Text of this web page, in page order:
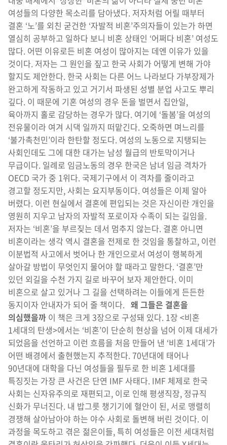
여성들의 다양한 목소리를 담아냈다. 저자처럼 어릴 때부터
결혼 ‘노’를 외친 굳건한 ‘자발적 비혼’주의자들이 있는가 하면
열심히 공부하고 일하다 보니 비혼 상태인 ‘어쩌다 비혼’ 여성도
많다. 어떤 이유로든 비혼 여성이 많아지는 데엔 이유가 있을
것이다. 저자는 그 원인을 짚고 한국 사회가 어떻게 변해 가야
할지도 제안한다. 한국 사회는 다른 어느 나라보다 가부장제가
완고하게 작동하고 있고 거기서 파생된 성별 분업 사고도 뿌리
깊다. 이 때문에 기혼 여성의 경우 돈을 벌면서 집안일,
육아까지 홀로 감당하는 경우가 많다. 여기에 ‘돌봄’을 여성의
전유물이라 여겨 시댁 일까지 떠맡긴다. 오죽하면 며느리를
‘불가촉천민’이라 한탄할 정도다. 여성의 노동으로 지탱되는
사회인데도 그에 대한 대가는 남성 월급의 반토막이거나
무급이다. 일례로 임금노동의 경우 한국은 남녀 임금 격차가
OECD 국가 중 1위다. 국제기구에서 이 격차를 줄이라고
경고할 정도지만, 사회는 요지부동이다. 여성들은 이제 알아
버렸다. 이런 현실에서 결혼에 편입되는 것은 자신이란 개인을
영원히 지우고 남자의 자발적 포로이자 수족이 되는 길임을.
저자는 ‘비혼’을 부르짖는 데서 멈추지 않는다. 결혼 아니면
비혼이라는 생각 역시 결혼을 전제로 한 것임을 통찰하고, 이런
이분법적 사고에서 벗어나 한 개인으로서 여성이 행복하게
살아갈 방법이 무엇인지 물어야 할 때라고 말한다. ‘결혼’만
있던 외길을 수천 가지 길로 바꾸어 보자 제안한다. 이미
비혼으로 살고 있거나 그 길을 선택하려는 이들에게 든든한
동지이자 안내자가 되어 줄 책이다. 왜 그들은 결혼을
의심했을까 이 책은 크게 3장으로 구성돼 있다. 1장 <비혼
1세대의 탄생>에서는 ‘비혼’이 단순히 현상을 넘어 이제 대세가
되었음을 선언하고 이런 흐름을 처음 만들어 낸 ‘비혼 1세대’가
어떤 배경에서 출현했는지 추적한다. 70년대에 태어나
90년대에 대학을 다닌 여성들을 필두로 한 비혼 1세대를
특징짓는 가장 큰 사건은 단연 IMF 사태다. IMF 체제로 한국
사회는 신자유주의로 재편되고, 이로 인해 평생직장, 정규직
신화가 무너진다. 내 밥그릇 챙기기에 혈안이 된, 서로 맹렬히
경쟁해 살아남아야 하는 야수 사회로 돌변해 버린 것이다. 이
과정을 목도하고 겪은 젊은이들, 특히 여성들은 이전 세대처럼